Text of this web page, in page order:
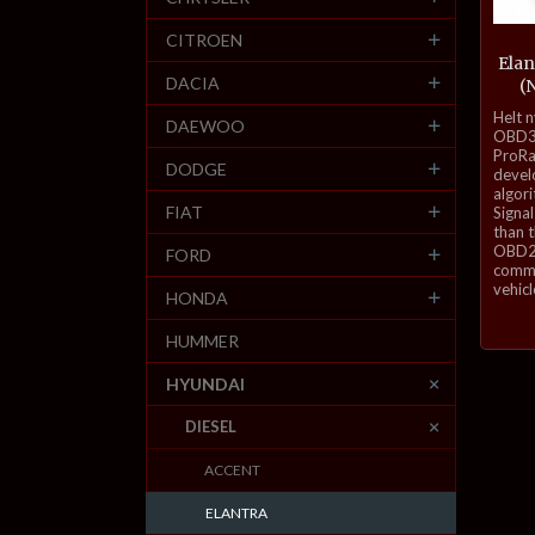
inkl.
mva.
Helt
than
CITROEN
DACIA
DAEWOO
DODGE
FIAT
FORD
HONDA
HUMMER
HYUNDAI
DIESEL
ACCENT
ELANTRA